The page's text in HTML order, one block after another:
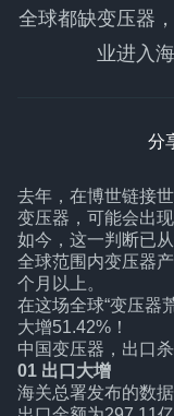
全球都缺变压器
业进入
分
去年，在博世链接
变压器，可能会出现
如今，这一判断已
全球范围内变压器
个月以上。
在这场全球“变压器
大增51.42%！
中国变压器，出口杀
01 出口大增
海关总署发布的数